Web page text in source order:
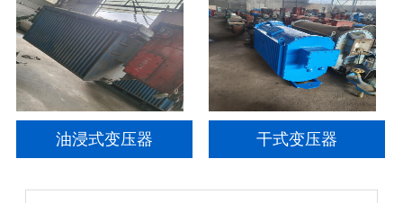
油浸式变压器 干式变压器